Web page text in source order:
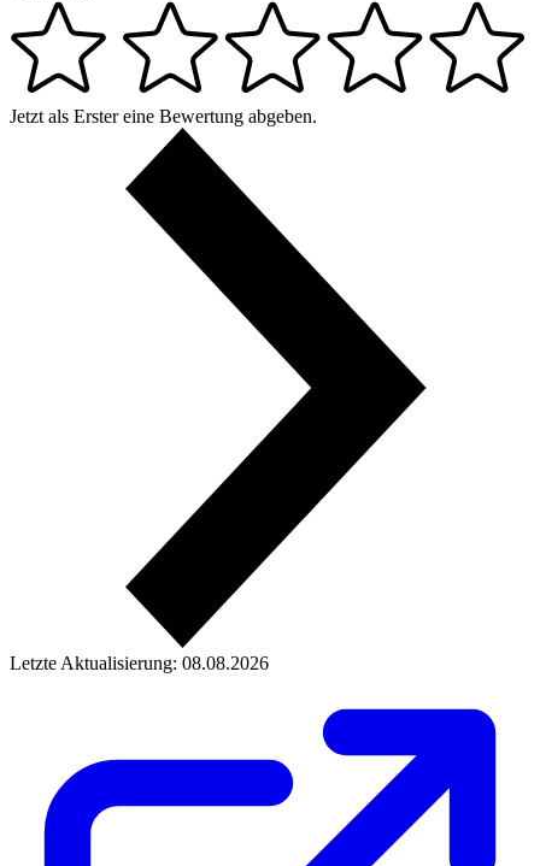
Jetzt als Erster eine Bewertung abgeben.
Letzte Aktualisierung: 08.08.2026